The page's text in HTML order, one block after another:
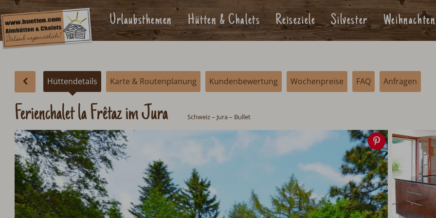
Urlaubsthemen Hütten & Chalets Reiseziele Silvester Weihnachten
Hüttendetails Karte & Routenplanung Kundenbewertung Wochenpreise FAQ Anfragen
Ferienchalet la Frêtaz im Jura Schweiz– Jura – Bullet
Speichern